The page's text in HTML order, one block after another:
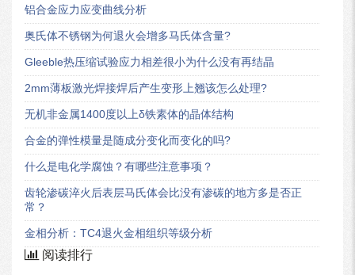
铝合金应力应变曲线分析
奥氏体不锈钢为何退火会增多马氏体含量?
Gleeble热压缩试验应力相差很小为什么没有再结晶
2mm薄板激光焊接焊后产生变形上翘该怎么处理?
无机非金属1400度以上δ铁素体的晶体结构
合金的弹性模量是随成分变化而变化的吗?
什么是电化学腐蚀？有哪些注意事项？
齿轮渗碳淬火后表层马氏体会比没有渗碳的地方多是否正
常？
金相分析：TC4退火金相组织等级分析
阅读排行